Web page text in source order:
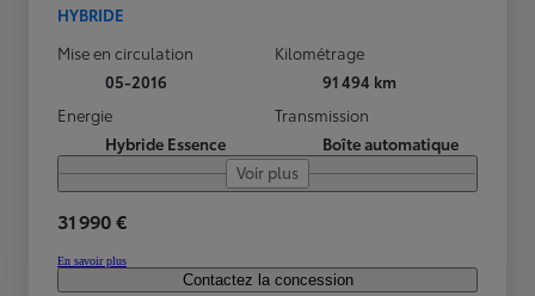
HYBRIDE
Mise en circulation
05-2016
Kilométrage
91 494 km
Energie
Hybride Essence
Transmission
Boîte automatique
Voir plus
31 990 €
En savoir plus
Contactez la concession